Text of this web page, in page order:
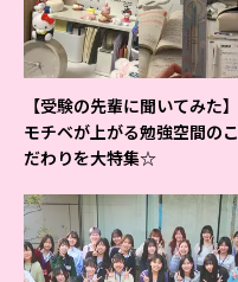
【受験の先輩に聞いてみた】
モチベが上がる勉強空間のこ
だわりを大特集☆